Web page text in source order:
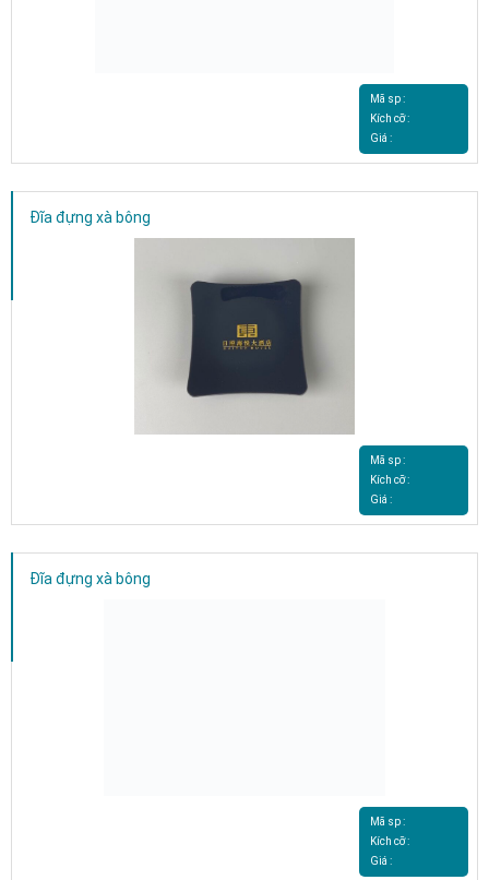
Mã sp :
Kích cỡ :
Giá :
Đĩa đựng xà bông
Mã sp :
Kích cỡ :
Giá :
Đĩa đựng xà bông
Mã sp :
Kích cỡ :
Giá :